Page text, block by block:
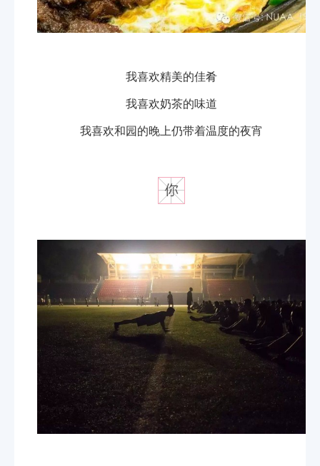
我喜欢精美的佳肴
我喜欢奶茶的味道
我喜欢和园的晚上仍带着温度的夜宵